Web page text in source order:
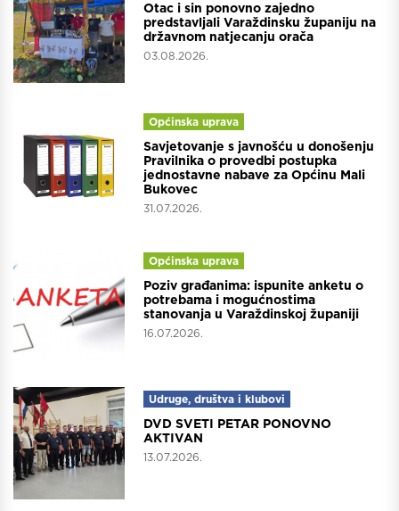
Otac i sin ponovno zajedno
predstavljali Varaždinsku županiju na
državnom natjecanju orača
03.08.2026.
Općinska uprava
Savjetovanje s javnošću u donošenju
Pravilnika o provedbi postupka
jednostavne nabave za Općinu Mali
Bukovec
31.07.2026.
Općinska uprava
Poziv građanima: ispunite anketu o
potrebama i mogućnostima
stanovanja u Varaždinskoj županiji
16.07.2026.
Udruge, društva i klubovi
DVD SVETI PETAR PONOVNO
AKTIVAN
13.07.2026.